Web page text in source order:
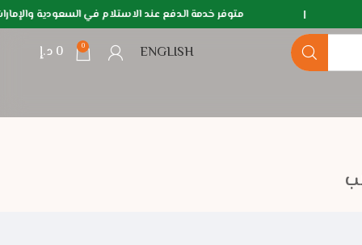
متوفر خدمة الدفع عند الاستلام في السعودية
ENGLISH
0
0 د.إ